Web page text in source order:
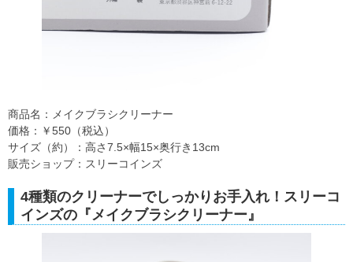
商品名：メイクブラシクリーナー
価格：￥550（税込）
サイズ（約）：高さ7.5×幅15×奥行き13cm
販売ショップ：スリーコインズ
4種類のクリーナーでしっかりお手入れ！スリーコ
インズの『メイクブラシクリーナー』